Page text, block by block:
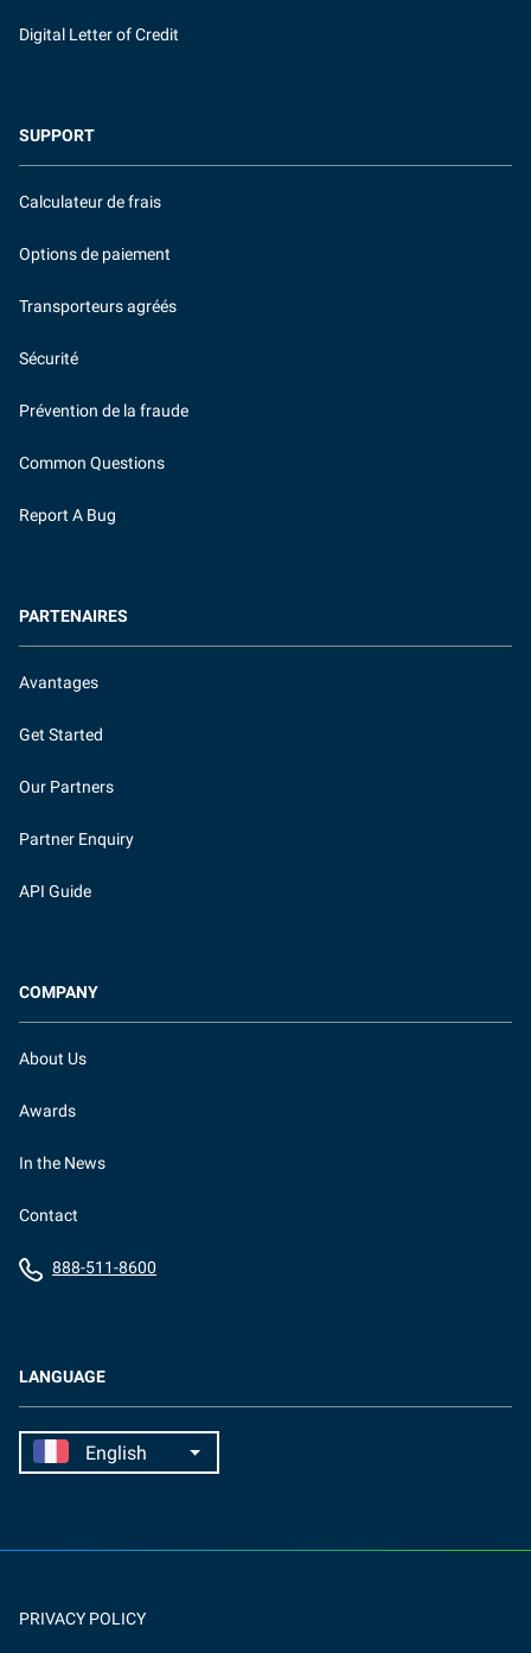
LANGUAGE
Digital Letter of Credit
SUPPORT
Calculateur de frais
Options de paiement
Transporteurs agréés
Sécurité
Prévention de la fraude
Common Questions
Report A Bug
PARTENAIRES
Avantages
Get Started
Our Partners
Partner Enquiry
API Guide
COMPANY
About Us
Awards
In the News
Contact
888-511-8600
PRIVACY POLICY